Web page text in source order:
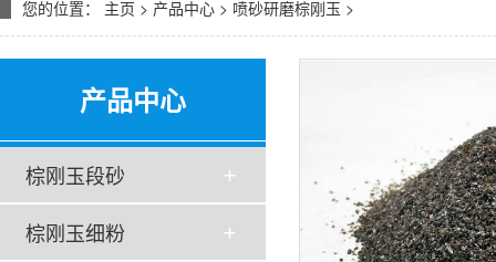
您的位置： 主页 > 产品中心 > 喷砂研磨棕刚玉 >
产品中心
棕刚玉段砂
棕刚玉细粉